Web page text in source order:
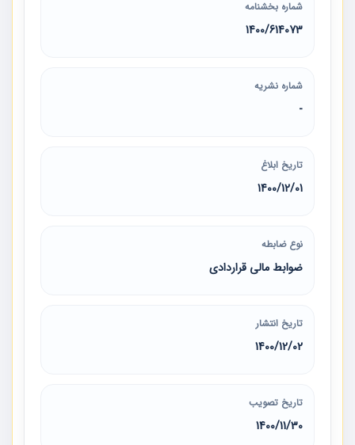
شماره بخشنامه
1400/614073
شماره نشریه
-
تاریخ ابلاغ
1400/12/01
نوع ضابطه
ضوابط مالی قراردادی
تاریخ انتشار
1400/12/02
تاریخ تصویب
1400/11/30